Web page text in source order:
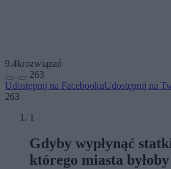
9.4krozwiązań
263
Udostępnij na FacebookuUdostępnij na
263
1
Gdyby wypłynąć
którego miasta